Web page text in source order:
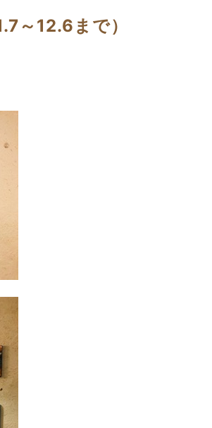
～12.6まで）